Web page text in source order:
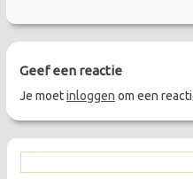
Geef een reactie
Je moetinloggen om een